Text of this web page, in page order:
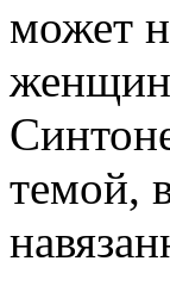
может
темой,